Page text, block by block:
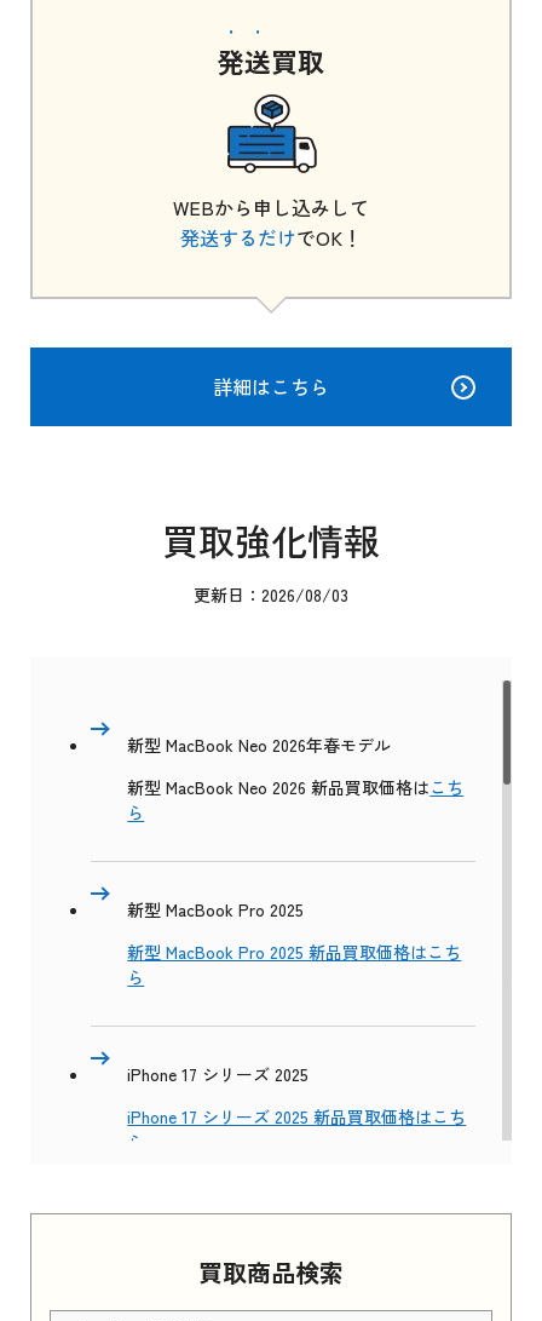
買取商品検索
発送買取
WEBから申し込みして
発送するだけでOK！
詳細はこちら
買取強化情報
更新日：2026/08/03
新型 MacBook Neo 2026年春モデル
新型 MacBook Neo 2026 新品買取価格はこち
ら
新型 MacBook Pro 2025
新型 MacBook Pro 2025 新品買取価格はこち
ら
iPhone 17 シリーズ 2025
iPhone 17 シリーズ 2025 新品買取価格はこち
ら
Apple Watch Series 11 2025 新品買取価格はこ
ちら